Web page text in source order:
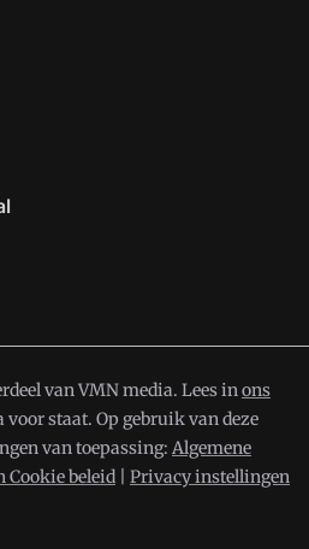
van VMN media. Lees inons
staat. Op gebruik van deze
van toepassing: Algemene
Cookie beleid Privacy instellingen